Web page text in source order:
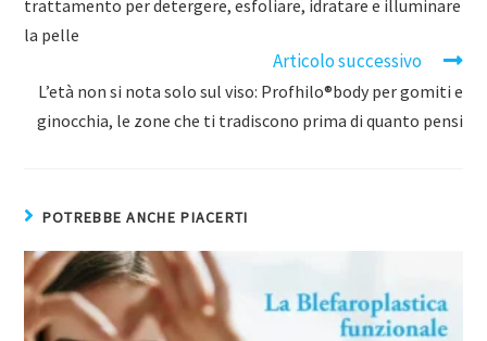
trattamento per detergere, esfoliare, idratare e illuminare
la pelle
Articolo successivo
L’età non si nota solo sul viso: Profhilo®body per gomiti e
ginocchia, le zone che ti tradiscono prima di quanto pensi
POTREBBE ANCHE PIACERTI